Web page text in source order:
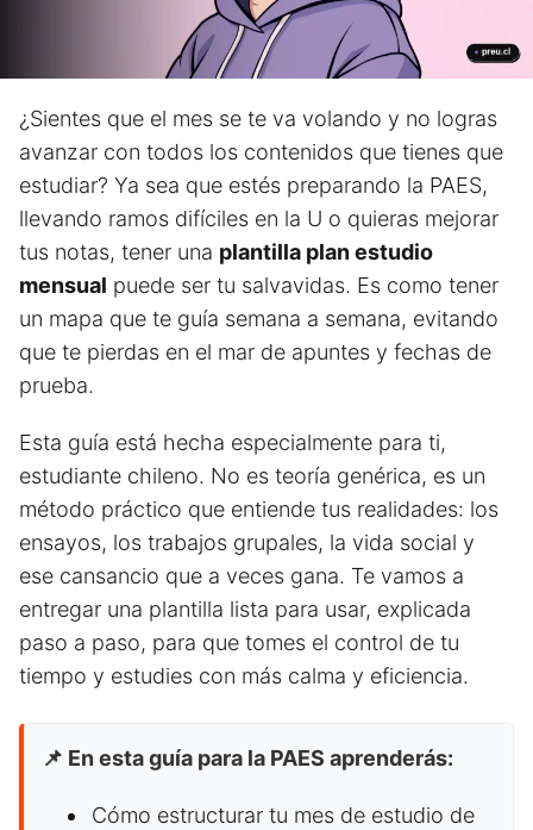
¿Sientes que el mes se te va volando y no logras
avanzar con todos los contenidos que tienes que
estudiar? Ya sea que estés preparando la PAES,
llevando ramos difíciles en la U o quieras mejorar
tus notas, tener una plantilla plan estudio
mensual puede ser tu salvavidas. Es como tener
un mapa que te guía semana a semana, evitando
que te pierdas en el mar de apuntes y fechas de
prueba.
Esta guía está hecha especialmente para ti,
estudiante chileno. No es teoría genérica, es un
método práctico que entiende tus realidades: los
ensayos, los trabajos grupales, la vida social y
ese cansancio que a veces gana. Te vamos a
entregar una plantilla lista para usar, explicada
paso a paso, para que tomes el control de tu
tiempo y estudies con más calma y eficiencia.
📌 En esta guía para la PAES aprenderás:
Cómo estructurar tu mes de estudio de